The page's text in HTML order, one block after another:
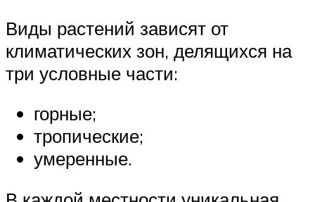
Виды растений зависят от
климатических зон, делящихся на
три условные части:
горные;
тропические;
умеренные.